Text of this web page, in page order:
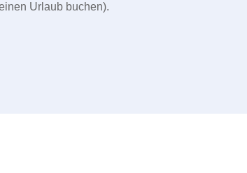
Urlaub buchen).